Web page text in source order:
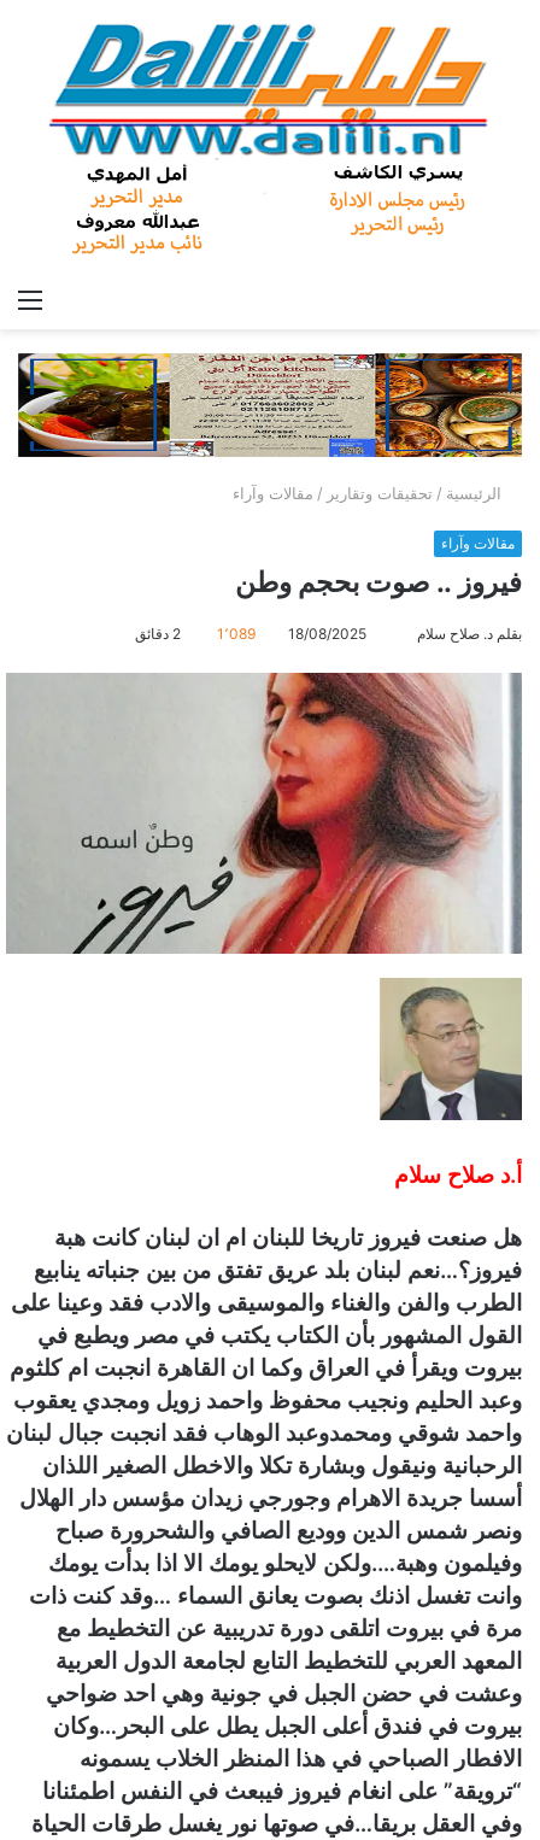
الرئيسية / تحقيقات وتقارير / مقالات وآراء
مقالات وآراء
فيروز .. صوت بحجم وطن
بقلم د. صلاح سلام
س
ل
ب
ر
ي
د
ا
إ
ك
ت
ي
ا
18/08/2025 1٬089
أ.د صلاح سلام
هل صنعت فيروز تاريخا للبنان ام ان لبنان كانت هبة
فيروز؟…نعم لبنان بلد عريق تفتق من بين جنباته ينابيع
الطرب والفن والغناء والموسيقى والادب فقد وعينا على
القول المشهور بأن الكتاب يكتب في مصر ويطبع في
بيروت ويقرأ في العراق وكما ان القاهرة انجبت ام كلثوم
وعبد الحليم ونجيب محفوظ واحمد زويل ومجدي يعقوب
واحمد شوقي ومحمدوعبد الوهاب فقد انجبت جبال لبنان
الرحبانية ونيقول وبشارة تكلا والاخطل الصغير اللذان
أسسا جريدة الاهرام وجورجي زيدان مؤسس دار الهلال
ونصر شمس الدين ووديع الصافي والشحرورة صباح
وفيلمون وهبة….ولكن لايحلو يومك الا اذا بدأت يومك
وانت تغسل اذنك بصوت يعانق السماء …وقد كنت ذات
مرة في بيروت اتلقى دورة تدريبية عن التخطيط مع
المعهد العربي للتخطيط التابع لجامعة الدول العربية
وعشت في حضن الجبل في جونية وهي احد ضواحي
بيروت في فندق أعلى الجبل يطل على البحر…وكان
الافطار الصباحي في هذا المنظر الخلاب يسمونه
“ترويقة” على انغام فيروز فيبعث في النفس اطمئنانا
وفي العقل بريقا…في صوتها نور يغسل طرقات الحياة